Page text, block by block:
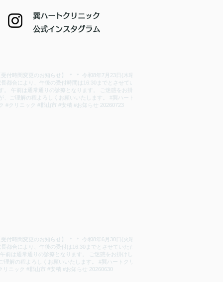
巽ハートクリニック
​公式インスタグラム